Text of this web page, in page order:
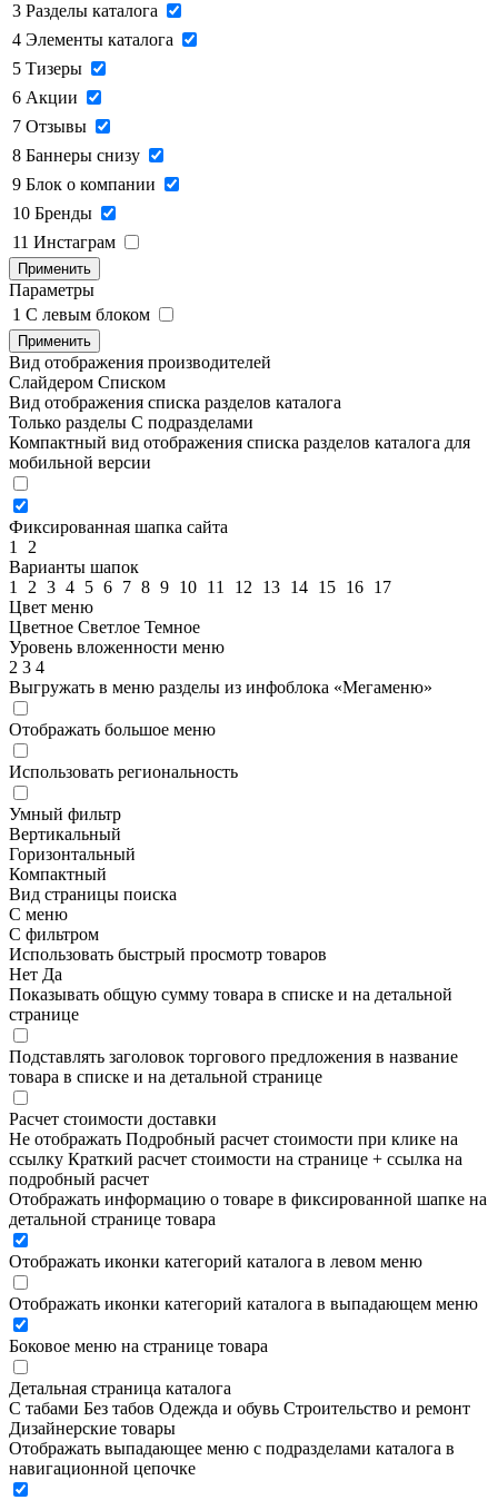
3 Разделы каталога
4 Элементы каталога
5 Тизеры
6 Акции
7 Отзывы
8 Баннеры снизу
9 Блок о компании
10 Бренды
11 Инстаграм
Применить
Параметры
1 C левым блоком
Применить
Вид отображения производителей
Слайдером Списком
Вид отображения списка разделов каталога
Только разделы С подразделами
Компактный вид отображения списка разделов каталога для
мобильной версии
Фиксированная шапка сайта
1
2
Варианты шапок
1
2 3 4 5 6 7 8 9 10 11 12 13 14 15 16 17
Цвет меню
Цветное Светлое Темное
Уровень вложенности меню
2 3 4
Выгружать в меню разделы из инфоблока «Мегаменю»
Отображать большое меню
Использовать региональность
Умный фильтр
Вертикальный
Горизонтальный
Компактный
Вид страницы поиска
С меню
С фильтром
Использовать быстрый просмотр товаров
Нет Да
Показывать общую сумму товара в списке и на детальной
странице
Подставлять заголовок торгового предложения в название
товара в списке и на детальной странице
Расчет стоимости доставки
Не отображать Подробный расчет стоимости при клике на
ссылку Краткий расчет стоимости на странице + ссылка на
подробный расчет
Отображать информацию о товаре в фиксированной шапке на
детальной странице товара
Отображать иконки категорий каталога в левом меню
Отображать иконки категорий каталога в выпадающем меню
Боковое меню на странице товара
Детальная страница каталога
С табами Без табов Одежда и обувь Строительство и ремонт
Дизайнерские товары
Отображать выпадающее меню с подразделами каталога в
навигационной цепочке